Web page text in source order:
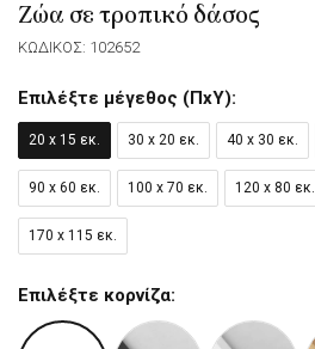
Ζώα σε τροπικό δάσος
ΚΩΔΙΚΟΣ: 102652
Επιλέξτε μέγεθος (ΠxΥ):
20 x 15 εκ. 30 x 20 εκ. 40 x 30 εκ.
90 x 60 εκ. 100 x 70 εκ. 120 x 80 εκ.
170 x 115 εκ.
Επιλέξτε κορνίζα: